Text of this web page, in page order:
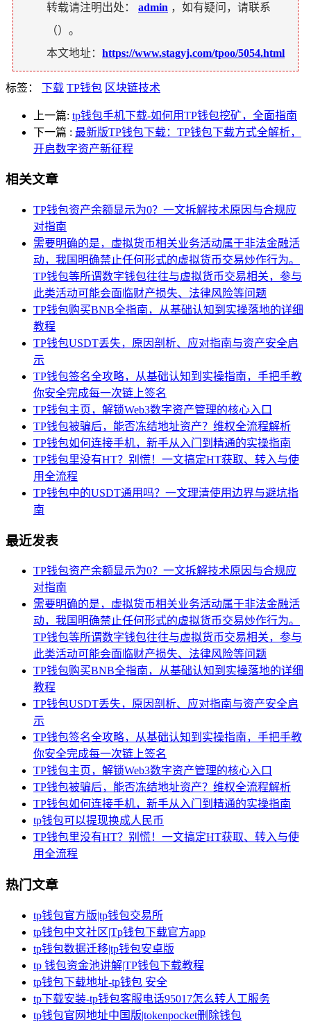
转载请注明出处： admin ，如有疑问，请联系
（）。
本文地址： https://www.stagyj.com/tpoo/5054.html
标签： 下载 TP钱包 区块链技术
上一篇: tp钱包手机下载-如何用TP钱包挖矿，全面指南
下一篇 : 最新版TP钱包下载：TP钱包下载方式全解析，
开启数字资产新征程
相关文章
TP钱包资产余额显示为0？一文拆解技术原因与合规应
对指南
需要明确的是，虚拟货币相关业务活动属于非法金融活
动，我国明确禁止任何形式的虚拟货币交易炒作行为。
TP钱包等所谓数字钱包往往与虚拟货币交易相关，参与
此类活动可能会面临财产损失、法律风险等问题
TP钱包购买BNB全指南，从基础认知到实操落地的详细
教程
TP钱包USDT丢失，原因剖析、应对指南与资产安全启
示
TP钱包签名全攻略，从基础认知到实操指南，手把手教
你安全完成每一次链上签名
TP钱包主页，解锁Web3数字资产管理的核心入口
TP钱包被骗后，能否冻结地址资产？维权全流程解析
TP钱包如何连接手机，新手从入门到精通的实操指南
TP钱包里没有HT？别慌！一文搞定HT获取、转入与使
用全流程
TP钱包中的USDT通用吗？一文理清使用边界与避坑指
南
最近发表
TP钱包资产余额显示为0？一文拆解技术原因与合规应
对指南
需要明确的是，虚拟货币相关业务活动属于非法金融活
动，我国明确禁止任何形式的虚拟货币交易炒作行为。
TP钱包等所谓数字钱包往往与虚拟货币交易相关，参与
此类活动可能会面临财产损失、法律风险等问题
TP钱包购买BNB全指南，从基础认知到实操落地的详细
教程
TP钱包USDT丢失，原因剖析、应对指南与资产安全启
示
TP钱包签名全攻略，从基础认知到实操指南，手把手教
你安全完成每一次链上签名
TP钱包主页，解锁Web3数字资产管理的核心入口
TP钱包被骗后，能否冻结地址资产？维权全流程解析
TP钱包如何连接手机，新手从入门到精通的实操指南
tp钱包可以提现换成人民币
TP钱包里没有HT？别慌！一文搞定HT获取、转入与使
用全流程
热门文章
tp钱包官方版|tp钱包交易所
tp钱包中文社区|Tp钱包下载官方app
tp钱包数据迁移|tp钱包安卓版
tp 钱包资金池讲解|TP钱包下载教程
tp钱包下载地址-tp钱包 安全
tp下载安装-tp钱包客服电话95017怎么转人工服务
tp钱包官网地址中国版|tokenpocket删除钱包